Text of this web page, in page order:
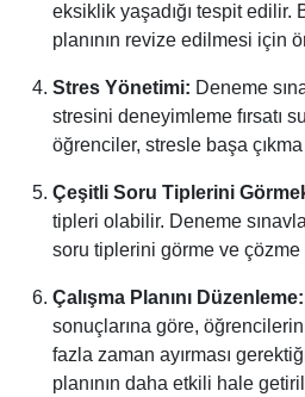
eksiklik yaşadığı tespit edilir.
planının revize edilmesi için
Stres Yönetimi: Deneme
stresini deneyimleme fırsatı
öğrenciler, stresle başa
Çeşitli Soru Tiplerini
tipleri olabilir. Deneme
soru tiplerini görme ve çözme
Çalışma Planını Düzenleme:
sonuçlarına göre,
fazla zaman ayırması
planının daha etkili hale